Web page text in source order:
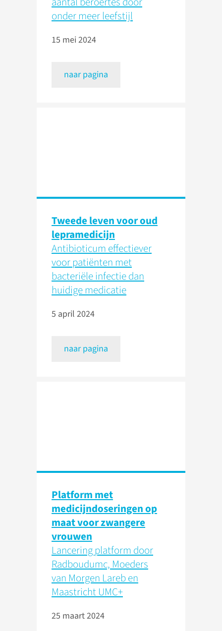
onder meer leefstijl
15 mei 2024
naar pagina
Tweede leven voor oud
lepramedicijn
Antibioticum effectiever
voor patiënten met
bacteriële infectie dan
huidige medicatie
5 april 2024
naar pagina
Platform met
medicijndoseringen op
maat voor zwangere
vrouwen
Lancering platform door
Radboudumc, Moeders
van Morgen Lareb en
Maastricht UMC+
25 maart 2024